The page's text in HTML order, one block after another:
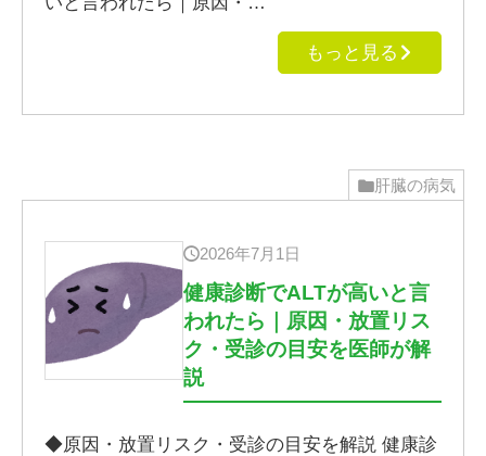
もっと見る
肝臓の病気
2026年7月1日
健康診断でALTが高いと言
われたら｜原因・放置リス
ク・受診の目安を医師が解
説
◆原因・放置リスク・受診の目安を解説 健康診